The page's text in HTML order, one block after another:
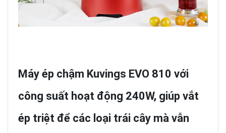
Máy ép chậm Kuvings EVO 810 với
công suất hoạt động 240W, giúp vắt
ép triệt để các loại trái cây mà vẫn